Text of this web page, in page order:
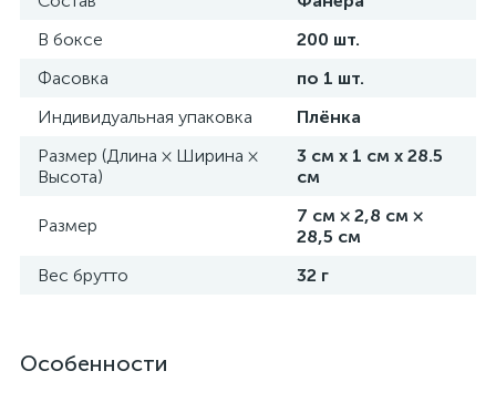
В боксе
200 шт.
Фасовка
по 1 шт.
Индивидуальная упаковка
Плёнка
Размер (Длина × Ширина ×
Высота)
3 см х 1 см х 28.5
см
Размер
7 см × 2,8 см ×
28,5 см
Вес брутто
32 г
Особенности